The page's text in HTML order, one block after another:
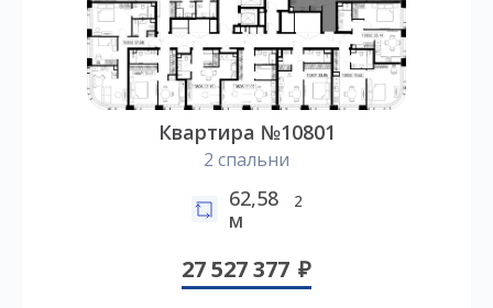
Квартира №10801
2 спальни
62,58
м
2
27 527 377